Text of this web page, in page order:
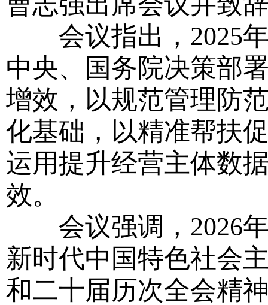
会议指出，2025年
中央、国务院决策部
增效，以规范管理防
化基础，以精准帮扶
运用提升经营主体数
效。
会议强调，2026年
新时代中国特色社会
和二十届历次全会精